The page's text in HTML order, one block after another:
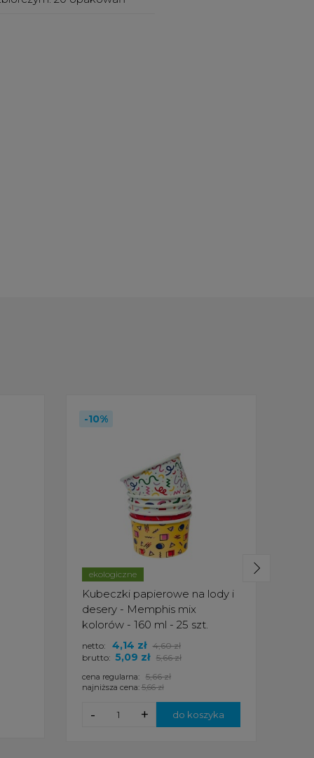
ekologiczne
Kubeczki papierowe na lody i
desery - Memphis mix
kolorów - 160 ml - 25 szt.
brutto: 5,09 zł 5,66 zł
cena regularna: 5,66 zł
najniższa cena:5,66 zł
netto: 4,14 zł 4,60 zł
+
- do koszyka
-10%